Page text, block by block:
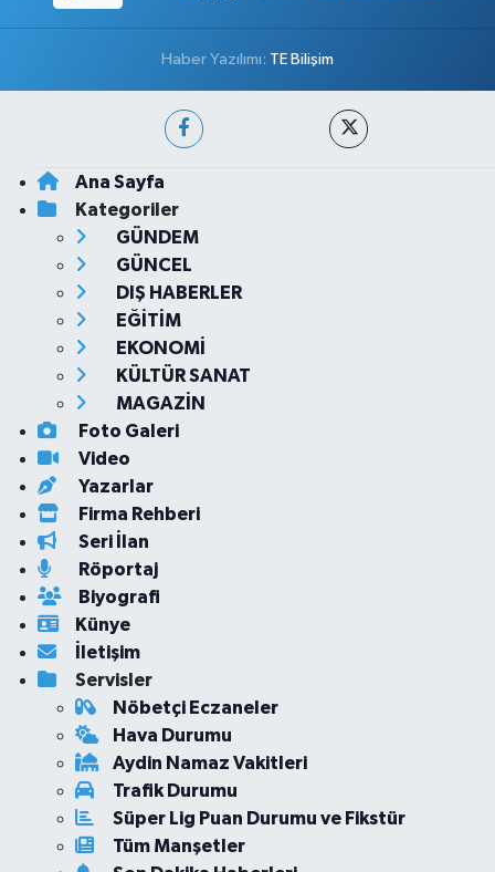
Haber Yazılımı: TE Bilişim
Ana Sayfa
Kategoriler
GÜNDEM
GÜNCEL
DIŞ HABERLER
EĞİTİM
EKONOMİ
KÜLTÜR SANAT
MAGAZİN
Foto Galeri
Video
Yazarlar
Firma Rehberi
Seri İlan
Röportaj
Biyografi
Künye
İletişim
Servisler
Nöbetçi Eczaneler
Hava Durumu
Aydin Namaz Vakitleri
Trafik Durumu
Süper Lig Puan Durumu ve Fikstür
Tüm Manşetler